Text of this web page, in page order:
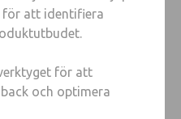
för att identifiera
för att
och optimera